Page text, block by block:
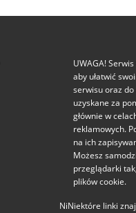
UWAGA!
aby ułatwić
serwisu oraz
uzyskane za
głównie w
reklamowych.
na ich
Możesz
przeglądarki
plików cookie.
NiNiektóre linki